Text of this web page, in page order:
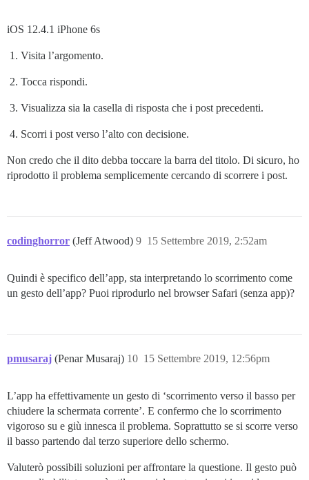
iOS 12.4.1 iPhone 6s
Visita l’argomento.
Tocca rispondi.
Visualizza sia la casella di risposta che i post precedenti.
Scorri i post verso l’alto con decisione.
Non credo che il dito debba toccare la barra del titolo. Di sicuro, ho
riprodotto il problema semplicemente cercando di scorrere i post.
codinghorror (Jeff Atwood) 15 Settembre 2019, 2:52am
9
Quindi è specifico dell’app, sta interpretando lo scorrimento come
un gesto dell’app? Puoi riprodurlo nel browser Safari (senza app)?
pmusaraj (Penar Musaraj) 15 Settembre 2019, 12:56pm
10
L’app ha effettivamente un gesto di ‘scorrimento verso il basso per
chiudere la schermata corrente’. E confermo che lo scorrimento
vigoroso su e giù innesca il problema. Soprattutto se si scorre verso
il basso partendo dal terzo superiore dello schermo.
Valuterò possibili soluzioni per affrontare la questione. Il gesto può